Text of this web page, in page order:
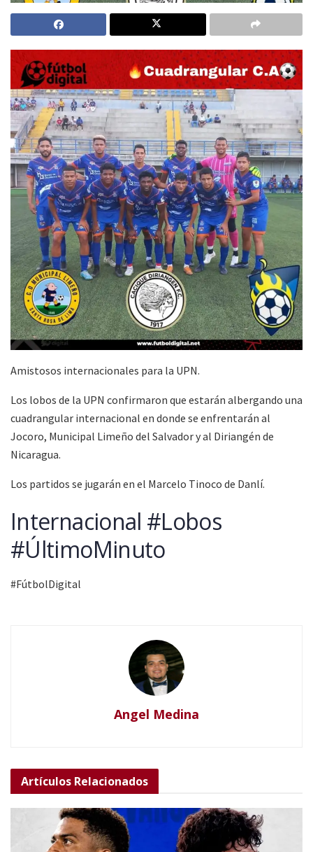
Amistosos internacionales para la UPN.
Los lobos de la UPN confirmaron que estarán albergando una
cuadrangular internacional en donde se enfrentarán al
Jocoro, Municipal Limeño del Salvador y al Diriangén de
Nicaragua.
Los partidos se jugarán en el Marcelo Tinoco de Danlí.
Internacional #Lobos
#ÚltimoMinuto
#FútbolDigital
Angel Medina
Artículos Relacionados